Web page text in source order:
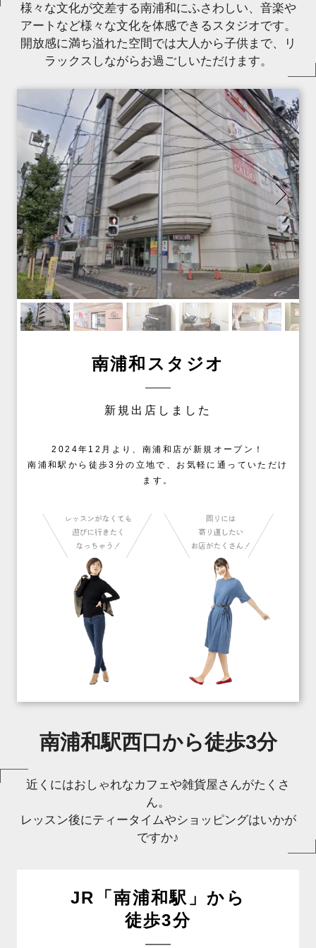
様々な文化が交差する南浦和にふさわしい、音楽や
アートなど様々な文化を体感できるスタジオです。
開放感に満ち溢れた空間では大人から子供まで、リ
ラックスしながらお過ごしいただけます。
南浦和スタジオ
新規出店しました
2024年12月より、南浦和店が新規オープン！
南浦和駅から徒歩3分の立地で、お気軽に通っていただけ
ます。
南浦和駅西口から徒歩3分
近くにはおしゃれなカフェや雑貨屋さんがたくさ
ん。
レッスン後にティータイムやショッピングはいかが
ですか♪
JR「南浦和駅」から
徒歩3分